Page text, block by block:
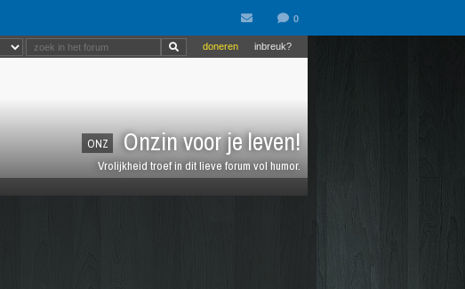
ONZ Onzin voor je leven!
Vrolijkheid troef in dit lieve forum vol humor.
inbreuk?
doneren